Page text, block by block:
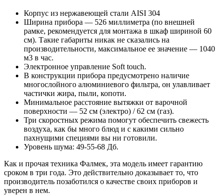
Корпус из нержавеющей стали AISI 304
Ширина прибора — 526 миллиметра (по внешней
рамке, рекомендуется для монтажа в шкаф шириной 60
см). Такие габариты никак не сказались на
производительности, максимальное ее значение — 1040
м3 в час.
Электронное управление Soft touch.
В конструкции прибора предусмотрено наличие
многослойного алюминиевого фильтра, он улавливает
частички жира, пыли, копоти.
Минимальное расстояние вытяжки от варочной
поверхности — 52 см (электро) / 62 см (газ).
Три скоростных режима помогут обеспечить свежесть
воздуха, как бы много блюд и с какими сильно
пахнущими специями вы ни готовили.
Уровень шума: 49-55-68 Дб.
Как и прочая техника Фалмек, эта модель имеет гарантию
сроком в три года. Это действительно доказывает то, что
производитель позаботился о качестве своих приборов и
уверен в нем.